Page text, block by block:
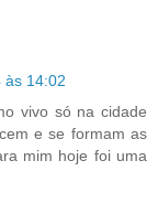
às 14:02
vivo só na cidade
e se formam as
mim hoje foi uma